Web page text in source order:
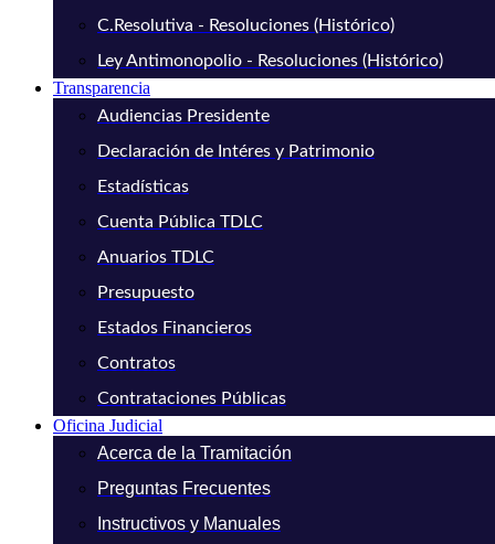
C.Resolutiva - Resoluciones (Histórico)
Ley Antimonopolio - Resoluciones (Histórico)
Transparencia
Audiencias Presidente
Declaración de Intéres y Patrimonio
Estadísticas
Cuenta Pública TDLC
Anuarios TDLC
Presupuesto
Estados Financieros
Contratos
Contrataciones Públicas
Oficina Judicial
Acerca de la Tramitación
Preguntas Frecuentes
Instructivos y Manuales